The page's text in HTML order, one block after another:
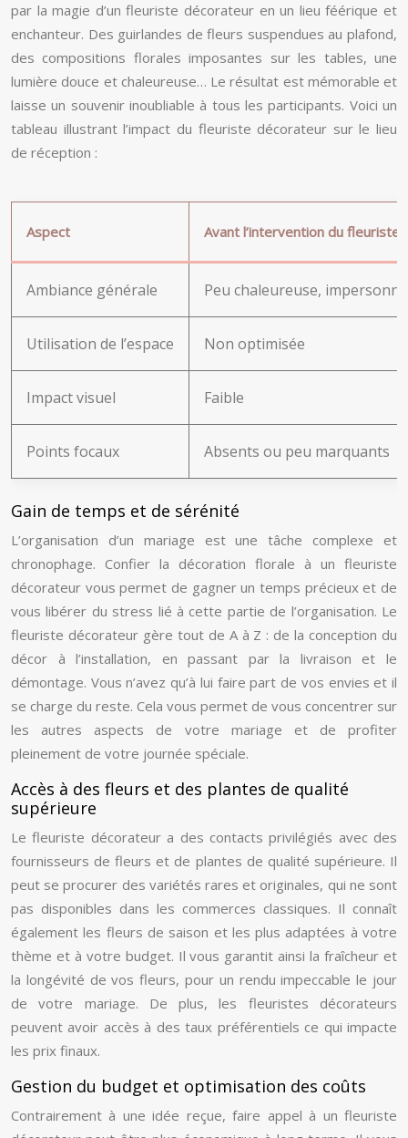
par la magie d’un fleuriste décorateur en un lieu féérique et
enchanteur. Des guirlandes de fleurs suspendues au plafond,
des compositions florales imposantes sur les tables, une
lumière douce et chaleureuse… Le résultat est mémorable et
laisse un souvenir inoubliable à tous les participants. Voici un
tableau illustrant l’impact du fleuriste décorateur sur le lieu
de réception :
Aspect Avant l’intervention du fleuriste
Ambiance générale Peu chaleureuse,
Utilisation de l’espace Non optimisée
Impact visuel Faible
Points focaux Absents ou peu marquants
Gain de temps et de sérénité
L’organisation d’un mariage est une tâche complexe et
chronophage. Confier la décoration florale à un fleuriste
décorateur vous permet de gagner un temps précieux et de
vous libérer du stress lié à cette partie de l’organisation. Le
fleuriste décorateur gère tout de A à Z : de la conception du
décor à l’installation, en passant par la livraison et le
démontage. Vous n’avez qu’à lui faire part de vos envies et il
se charge du reste. Cela vous permet de vous concentrer sur
les autres aspects de votre mariage et de profiter
pleinement de votre journée spéciale.
Accès à des fleurs et des plantes de qualité
supérieure
Le fleuriste décorateur a des contacts privilégiés avec des
fournisseurs de fleurs et de plantes de qualité supérieure. Il
peut se procurer des variétés rares et originales, qui ne sont
pas disponibles dans les commerces classiques. Il connaît
également les fleurs de saison et les plus adaptées à votre
thème et à votre budget. Il vous garantit ainsi la fraîcheur et
la longévité de vos fleurs, pour un rendu impeccable le jour
de votre mariage. De plus, les fleuristes décorateurs
peuvent avoir accès à des taux préférentiels ce qui impacte
les prix finaux.
Gestion du budget et optimisation des coûts
Contrairement à une idée reçue, faire appel à un fleuriste